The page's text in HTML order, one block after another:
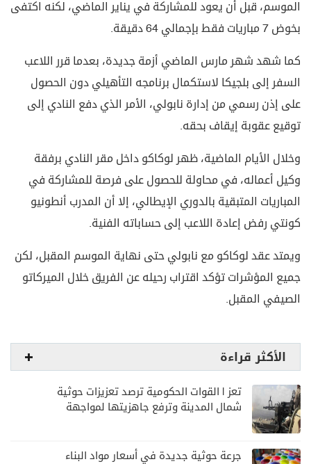
الموسم، قبل أن يعود للمشاركة في يناير الماضي، لكنه اكتفى
بخوض 7 مباريات فقط بإجمالي 64 دقيقة.
كما شهد شهر مارس الماضي أزمة جديدة، بعدما قرر اللاعب
السفر إلى بلجيكا لاستكمال برنامجه التأهيلي دون الحصول
على إذن رسمي من إدارة نابولي، الأمر الذي دفع النادي إلى
توقيع عقوبة إيقاف بحقه.
وخلال الأيام الماضية، ظهر لوكاكو داخل مقر النادي برفقة
وكيل أعماله، في محاولة للحصول على فرصة للمشاركة في
المباريات المتبقية بالدوري الإيطالي، إلا أن المدرب أنطونيو
كونتي رفض إعادة اللاعب إلى حساباته الفنية.
ويمتد عقد لوكاكو مع نابولي حتى نهاية الموسم المقبل، لكن
جميع المؤشرات تؤكد اقتراب رحيله عن الفريق خلال الميركاتو
الصيفي المقبل.
الأكثر قراءة
تعز | القوات الحكومية ترصد تعزيزات حوثية
شمال المدينة وترفع جاهزيتها لمواجهة
جرعة حوثية جديدة في أسعار مواد البناء